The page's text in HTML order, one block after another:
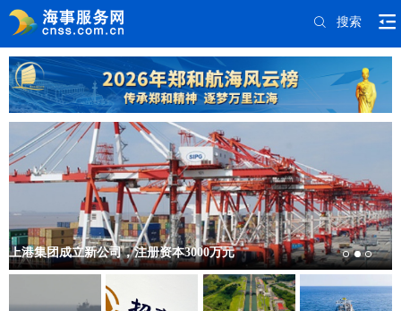
 搜索
万元 宁波舟山港多个港区暂停作业！